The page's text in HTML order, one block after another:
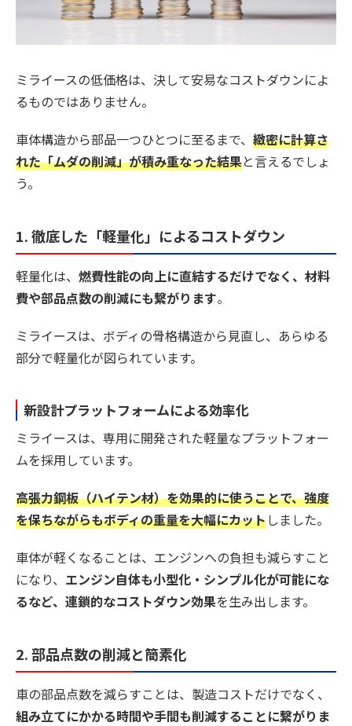
ミライースの低価格は、決して安易なコストダウンによ
るものではありません。
車体構造から部品一つひとつに至るまで、 緻密に計算さ
れた「ムダの削減」が積み重なった結果と言えるでしょ
う。
1. 徹底した「軽量化」によるコストダウン
軽量化は、 燃費性能の向上に直結するだけでなく、材料
費や部品点数の削減にも繋がります。
ミライースは、ボディの骨格構造から見直し、あらゆる
部分で軽量化が図られています。
新設計プラットフォームによる効率化
ミライースは、専用に開発された軽量なプラットフォー
ムを採用しています。
高張力鋼板（ハイテン材）を効果的に使うことで、強度
を保ちながらもボディの重量を大幅にカットしました。
車体が軽くなることは、エンジンへの負担も減らすこと
になり、 エンジン自体も小型化・シンプル化が可能にな
るなど、連鎖的なコストダウン効果を生み出します。
2. 部品点数の削減と簡素化
車の部品点数を減らすことは、製造コストだけでなく、
組み立てにかかる時間や手間も削減することに繋がりま